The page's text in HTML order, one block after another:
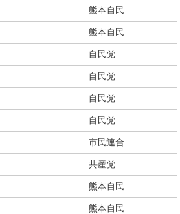
熊本自民
熊本自民
自民党
自民党
自民党
自民党
市民連合
共産党
熊本自民
熊本自民